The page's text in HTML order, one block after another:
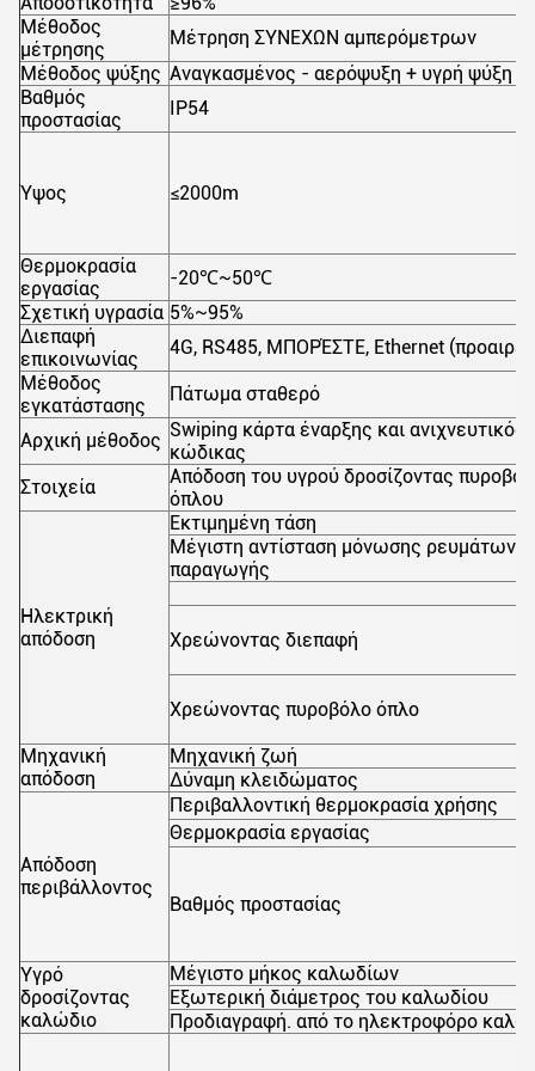
Μέθοδος
μέτρησης
Μέτρηση ΣΥΝΕΧΩΝ αμπερόμετρων
Μέθοδος ψύξης Αναγκασμένος - αερόψυξη + υγρή ψύξη
Βαθμός
προστασίας
IP54
Ύψος ≤2000m
Θερμοκρασία
εργασίας
-20℃~50℃
Σχετική υγρασία 5%~95%
Διεπαφή
επικοινωνίας
4G, RS485, ΜΠΟΡΈΣΤΕ, Ethernet
Μέθοδος
εγκατάστασης
Πάτωμα σταθερό
Αρχική μέθοδος Swiping κάρτα έναρξης και ανιχνευτικός
κώδικας
Στοιχεία
Απόδοση του υγρού δροσίζοντας
όπλου
Ηλεκτρική
απόδοση
Εκτιμημένη τάση
Μέγιστη αντίσταση μόνωσης ρευμάτων
παραγωγής
Χρεώνοντας διεπαφή
Χρεώνοντας πυροβόλο όπλο
Μηχανική
απόδοση
Μηχανική ζωή
Δύναμη κλειδώματος
Απόδοση
περιβάλλοντος
Περιβαλλοντική θερμοκρασία χρήσης
Θερμοκρασία εργασίας
Βαθμός προστασίας
Υγρό
δροσίζοντας
καλώδιο
Μέγιστο μήκος καλωδίων
Εξωτερική διάμετρος του καλωδίου
Προδιαγραφή. από το ηλεκτροφόρο